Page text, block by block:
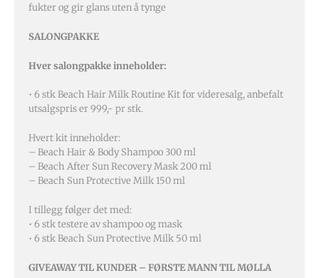
fukter og gir glans uten å tynge
SALONGPAKKE
Hver salongpakke inneholder:
• 6 stk Beach Hair Milk Routine Kit for videresalg, anbefalt
utsalgspris er 999,- pr stk.
Hvert kit inneholder:
– Beach Hair & Body Shampoo 300 ml
– Beach After Sun Recovery Mask 200 ml
– Beach Sun Protective Milk 150 ml
I tillegg følger det med:
• 6 stk testere av shampoo og mask
• 6 stk Beach Sun Protective Milk 50 ml
GIVEAWAY TIL KUNDER – FØRSTE MANN TIL MØLLA